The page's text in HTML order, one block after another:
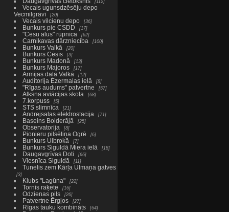
112
Vecais ugunsdzēsēju depo
Vecmilgrāvī
20
Vecais vilcienu depo 36
Bunkurs pie CSDD 17
"Cēsu alus" rūpnīca 62
Carnikavas dārzniecība 100
Bunkurs Valkā 20
Bunkurs Cēsīs 3
Bunkurs Madonā 13
Bunkurs Majoros 17
Armijas daļa Valkā 12
Auditorija Ezermalas ielā 8
"Rīgas audums" patvertne 57
Alksņa aviācijas skola 68
7.korpuss 5
STS slimnīca 21
Andrejsalas elektrostacija 71
Baseins Bolderājā 25
Observatorija 8
Pionieru pilsētiņa Ogrē 6
Bunkurs Ulbrokā 7
Bunkurs Siguldā Miera ielā 18
Daugavgrīvas Doti 66
Viesnīca Siguldā 11
Tunelis zem Kārļa Ulmaņa gatves
3
Klubs "Lagūna" 22
Tornis raķete 16
Odzienas pils 26
Patvertne Ērgļos 27
Rīgas tauku kombināts 64